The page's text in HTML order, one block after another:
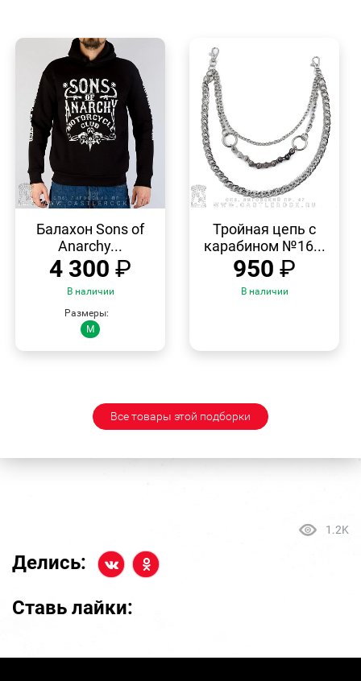
ПРОСМОТР
Балахон Sons of
Anarchy...
4 300 ₽
В наличии
Размеры:
M
ПРОСМОТР
Тройная цепь с
карабином №16...
950 ₽
В наличии
Все товары этой подборки
1.2K
Делись:
Ставь лайки: